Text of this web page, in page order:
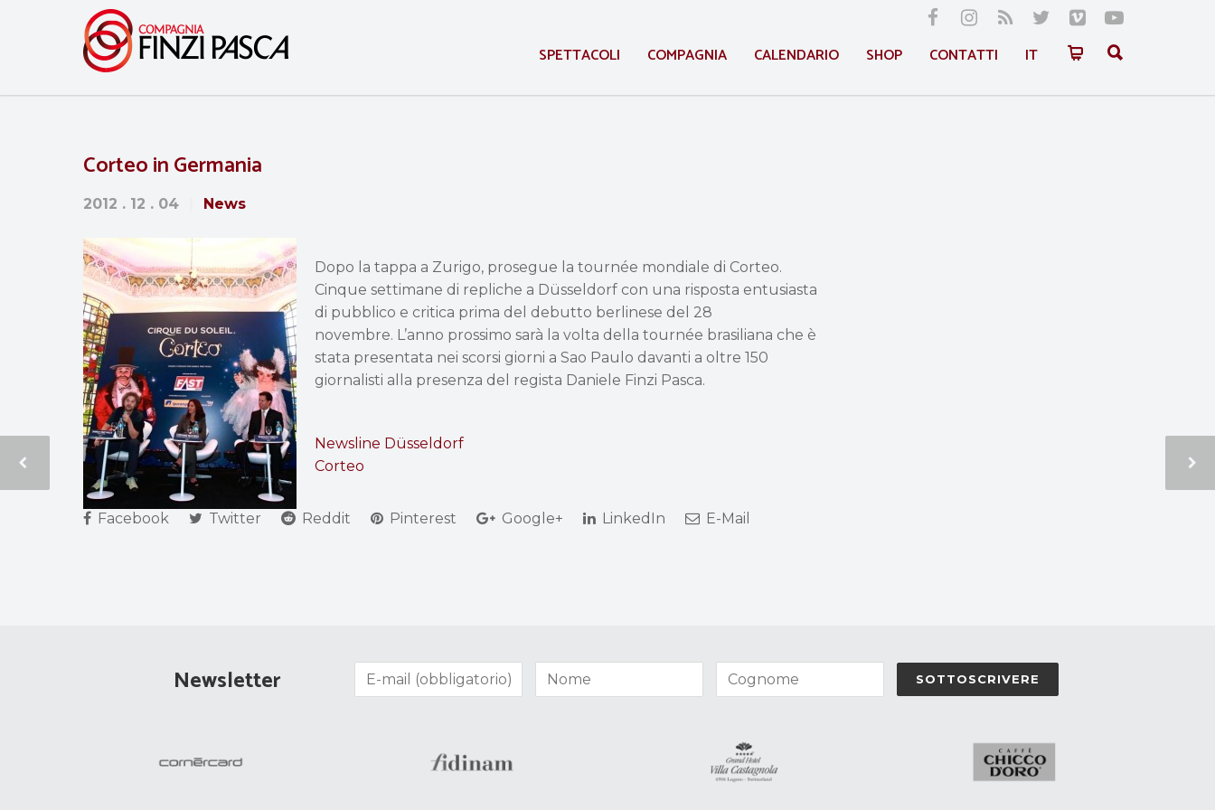
SPETTACOLI COMPAGNIA CALENDARIO SHOP CONTATTI IT
Corteo in Germania
2012 . 12 . 04 News
Dopo la tappa a Zurigo, prosegue la tournée mondiale di Corteo.
Cinque settimane di repliche a Düsseldorf con una risposta entusiasta
di pubblico e critica prima del debutto berlinese del 28
novembre. L’anno prossimo sarà la volta della tournée brasiliana che è
stata presentata nei scorsi giorni a Sao Paulo davanti a oltre 150
giornalisti alla presenza del regista Daniele Finzi Pasca.
Newsline Düsseldorf
Corteo
Facebook Twitter Reddit Pinterest Google+ LinkedIn E-Mail
Newsletter